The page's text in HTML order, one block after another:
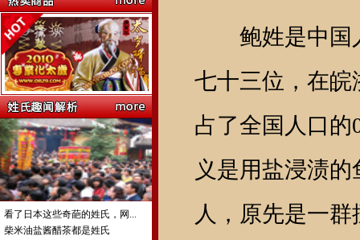
看了日本这些奇葩的姓氏，网...
柴米油盐酱醋茶都是姓氏
鲍姓是中国人
七十三位，在
占了全国人口的
义是用盐浸渍
人，原先是一